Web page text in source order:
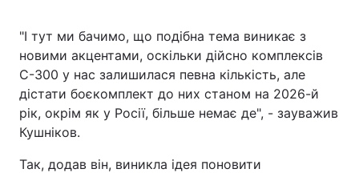
"І тут ми бачимо, що подібна тема виникає з
новими акцентами, оскільки дійсно комплексів
С-300 у нас залишилася певна кількість, але
дістати боєкомплект до них станом на 2026-й
рік, окрім як у Росії, більше немає де", - зауважив
Кушніков.
Так, додав він, виникла ідея поновити